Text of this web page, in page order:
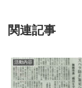
関連記事
活動内容